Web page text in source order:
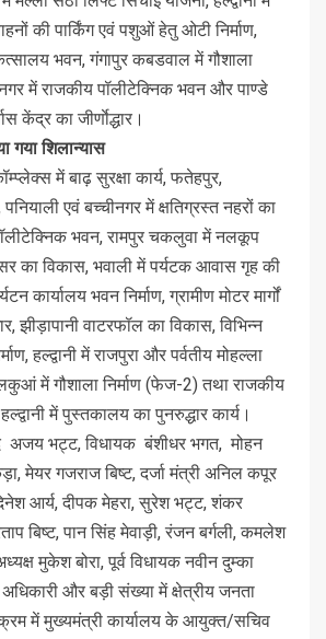
की पार्किंग एवं पशुओं हेतु ओटी निर्माण,
भवन, गंगापुर कबडवाल में गौशाला
में राजकीय पॉलीटेक्निक भवन और पाण्डे
केंद्र का जीर्णाेद्धार।
गया शिलान्यास
में बाढ़ सुरक्षा कार्य, फतेहपुर,
एवं बच्चीनगर में क्षतिग्रस्त नहरों का
पॉलीटेक्निक भवन, रामपुर चकलुवा में नलकूप
का विकास, भवाली में पर्यटक आवास गृह की
कार्यालय भवन निर्माण, ग्रामीण मोटर मार्गों
झीड़ापानी वाटरफॉल का विकास, विभिन्न
हल्द्वानी में राजपुरा और पर्वतीय मोहल्ला
में गौशाला निर्माण (फेज-2) तथा राजकीय
में पुस्तकालय का पुनरुद्धार कार्य।
भट्ट, विधायक बंशीधर भगत, मोहन
मेयर गजराज बिष्ट, दर्जा मंत्री अनिल कपूर
आर्य, दीपक मेहरा, सुरेश भट्ट, शंकर
बिष्ट, पान सिंह मेवाड़ी, रंजन बर्गली, कमलेश
मुकेश बोरा, पूर्व विधायक नवीन दुम्का
और बड़ी संख्या में क्षेत्रीय जनता
में मुख्यमंत्री कार्यालय के आयुक्त/सचिव